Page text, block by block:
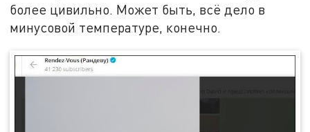
более цивильно. Может быть, всё дело в
минусовой температуре, конечно.